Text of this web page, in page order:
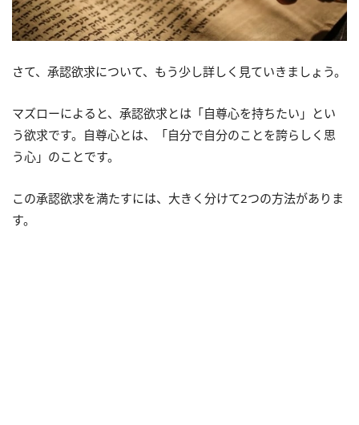
さて、承認欲求について、もう少し詳しく見ていきましょう。
マズローによると、承認欲求とは「自尊心を持ちたい」とい
う欲求です。自尊心とは、「自分で自分のことを誇らしく思
う心」のことです。
この承認欲求を満たすには、大きく分けて2つの方法がありま
す。